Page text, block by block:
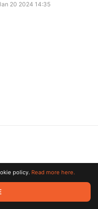
20 2024 14:35
reserved. All trademarks
policy. Read more here.